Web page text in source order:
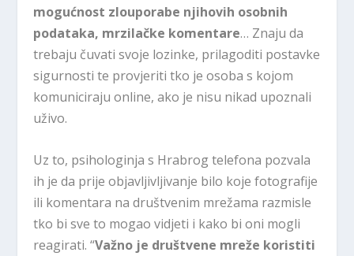
mogućnost zlouporabe njihovih osobnih
podataka, mrzilačke komentare… Znaju da
trebaju čuvati svoje lozinke, prilagoditi postavke
sigurnosti te provjeriti tko je osoba s kojom
komuniciraju online, ako je nisu nikad upoznali
uživo.
Uz to, psihologinja s Hrabrog telefona pozvala
ih je da prije objavljivljivanje bilo koje fotografije
ili komentara na društvenim mrežama razmisle
tko bi sve to mogao vidjeti i kako bi oni mogli
reagirati. “Važno je društvene mreže koristiti